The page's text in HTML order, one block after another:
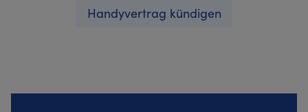
Handyvertrag kündigen